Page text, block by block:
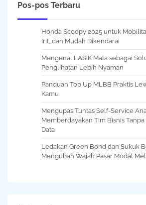
Pos-pos Terbaru
Honda Scoopy 2025 untuk
Irit, dan Mudah Dikendarai
Mengenal LASIK Mata sebagai
Penglihatan Lebih Nyaman
Panduan Top Up MLBB Praktis
Kamu
Mengupas Tuntas Self-Service
Memberdayakan Tim Bisnis
Data
Ledakan Green Bond dan Sukuk
Mengubah Wajah Pasar Modal